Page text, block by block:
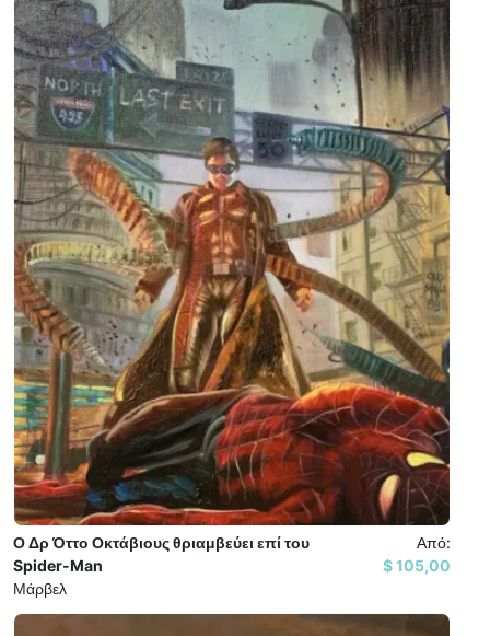
Ο Δρ Όττο Οκτάβιους θριαμβεύει επί του
Spider-Man
Μάρβελ
Από:
105,00 $